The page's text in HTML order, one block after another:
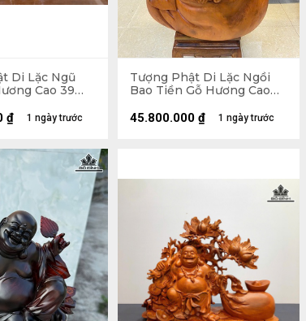
Di Lặc Ngũ
Cao 39
1 ngày trước
₫
Tượng Phật Di Lặc Ngồi
Bao Tiền Gỗ Hương Cao
155kg
1 ngày trước
45.800.000 ₫